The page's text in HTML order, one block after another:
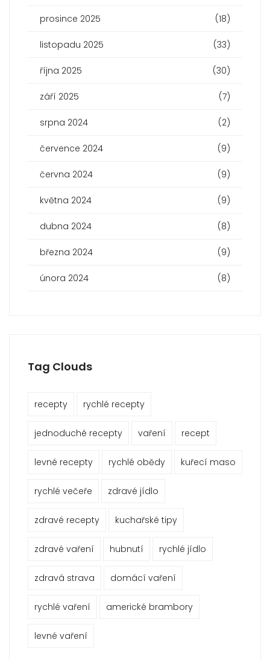
prosince 2025 (18)
listopadu 2025 (33)
října 2025 (30)
září 2025 (7)
srpna 2024 (2)
července 2024 (9)
června 2024 (9)
května 2024 (9)
dubna 2024 (8)
března 2024 (9)
února 2024 (8)
Tag Clouds
recepty rychlé recepty
jednoduché recepty vaření recept
levné recepty rychlé obědy kuřecí maso
rychlé večeře zdravé jídlo
zdravé recepty kuchařské tipy
zdravé vaření hubnutí rychlé jídlo
zdravá strava domácí vaření
rychlé vaření americké brambory
levné vaření